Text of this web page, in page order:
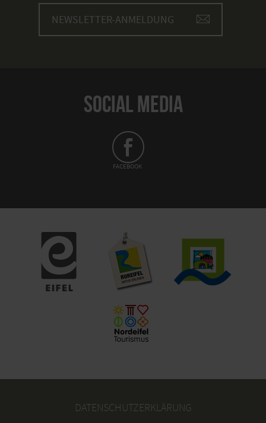
NEWSLETTER-ANMELDUNG
SOCIAL MEDIA
FACEBOOK
DATENSCHUTZERKLÄRUNG